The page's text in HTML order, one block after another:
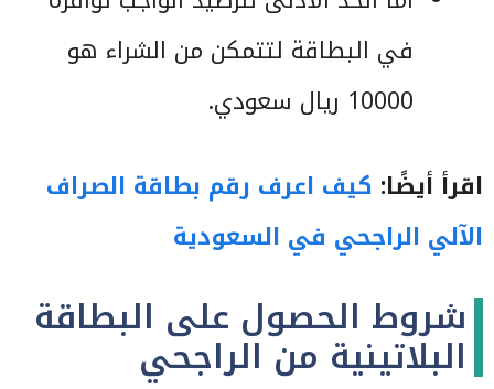
في البطاقة لتتمكن من الشراء هو
10000 ريال سعودي.
اقرأ أيضًا: كيف اعرف رقم بطاقة الصراف
الآلي الراجحي في السعودية
شروط الحصول على البطاقة
البلاتينية من الراجحي